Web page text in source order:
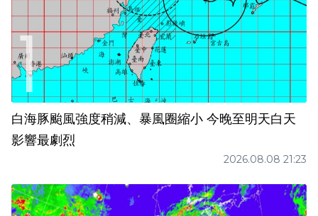
白海豚颱風強度稍減、暴風圈縮小 今晚至明天白天
影響最劇烈
2026.08.08 21:23